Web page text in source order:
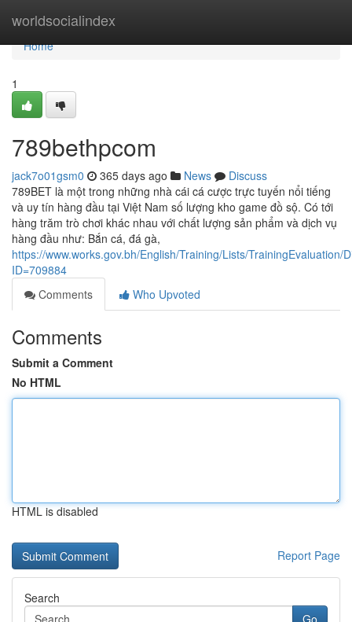
worldsocialindex
Home
Home
1
789bethpcom
jack7o01gsm0 365 days ago News
Discuss
789BET là một trong những nhà cái cá cược trực tuyến nổi tiếng
và uy tín hàng đầu tại Việt Nam số lượng kho game đồ sộ. Có tới
hàng trăm trò chơi khác nhau với chất lượng sản phẩm và dịch vụ
hàng đầu như: Bắn cá, đá gà,
https://www.works.gov.bh/English/Training/Lists/TrainingEvaluation/
ID=709884
Comments
Who Upvoted
Comments
Submit a Comment
No HTML
HTML is disabled
Report Page
Search
Go